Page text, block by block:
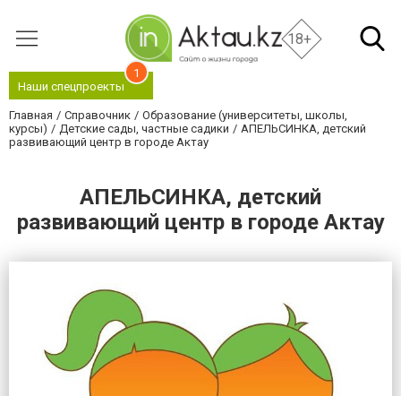
18+
Наши спецпроекты
1
Главная Справочник
Образование (университеты, школы,
курсы)
Детские сады, частные садики
АПЕЛЬСИНКА, детский
развивающий центр в городе Актау
АПЕЛЬСИНКА, детский
развивающий центр в городе Актау